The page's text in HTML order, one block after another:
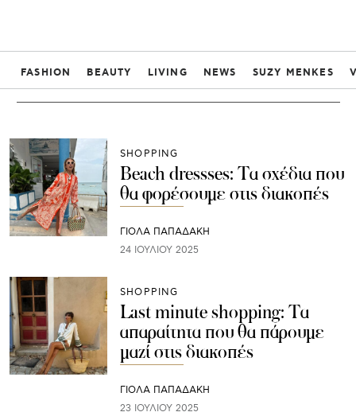
FASHION BEAUTY LIVING NEWS SUZY MENKES
SHOPPING
Beach dressses: Τα σχέδια που
θα φορέσουμε στις διακοπές
ΓΙΌΛΑ ΠΑΠΑΔΆΚΗ
24 ΙΟΥΛΊΟΥ 2025
SHOPPING
Last minute shopping: Τα
απαραίτητα που θα πάρουμε
μαζί στις διακοπές
ΓΙΌΛΑ ΠΑΠΑΔΆΚΗ
23 ΙΟΥΛΊΟΥ 2025